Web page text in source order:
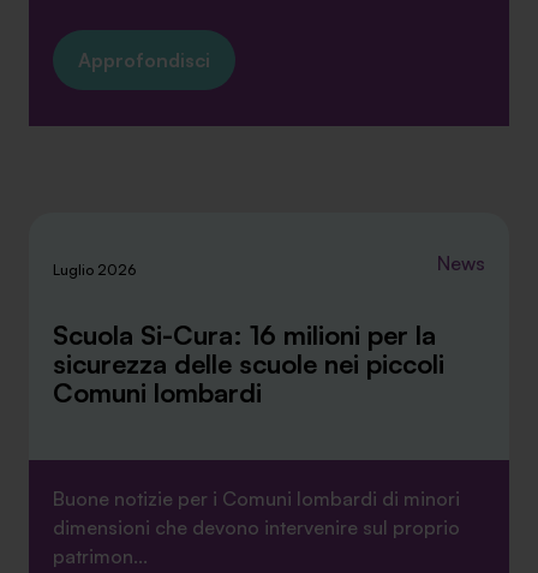
Approfondisci
Luglio 2026 News
Scuola Si-Cura: 16 milioni per la
sicurezza delle scuole nei piccoli
Comuni lombardi
Buone notizie per i Comuni lombardi di minori
dimensioni che devono intervenire sul proprio
patrimon...